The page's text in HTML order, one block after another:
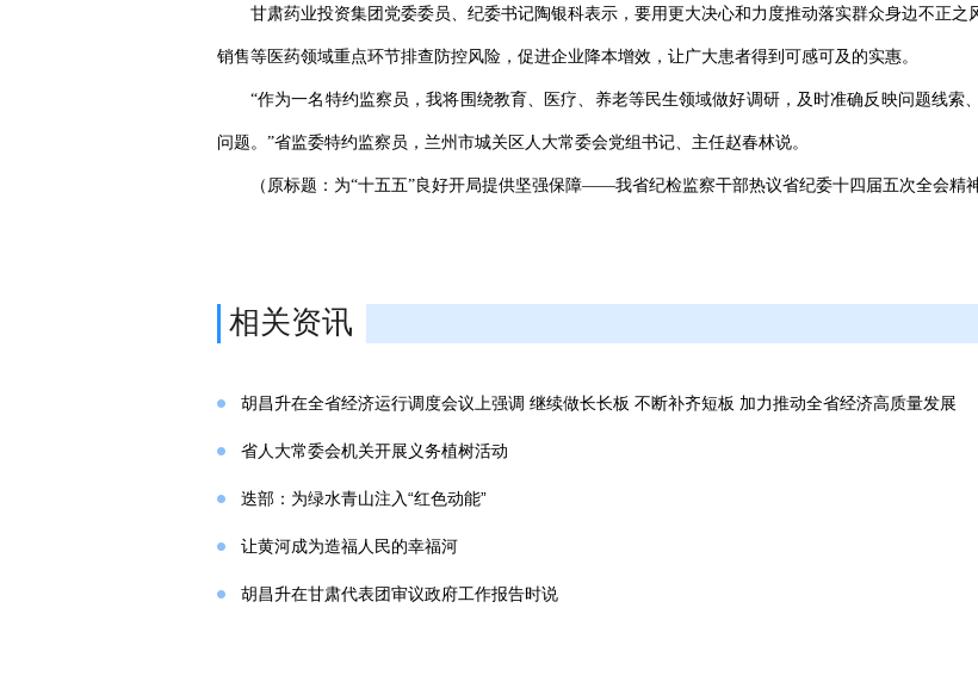
甘肃药业投资集团党委委员、纪委书记陶银科表示，要用更大决心和力度推动落实群众身边不正
销售等医药领域重点环节排查防控风险，促进企业降本增效，让广大患者得到可感可及的实惠。
“作为一名特约监察员，我将围绕教育、医疗、养老等民生领域做好调研，及时准确反映问题线
问题。”省监委特约监察员，兰州市城关区人大常委会党组书记、主任赵春林说。
（原标题：为“十五五”良好开局提供坚强保障——我省纪检监察干部热议省纪委十四届五次全会精神
相关资讯
胡昌升在全省经济运行调度会议上强调 继续做长长板 不断补齐短板 加力推动全省经济高质量发展
省人大常委会机关开展义务植树活动
迭部：为绿水青山注入“红色动能”
让黄河成为造福人民的幸福河
胡昌升在甘肃代表团审议政府工作报告时说